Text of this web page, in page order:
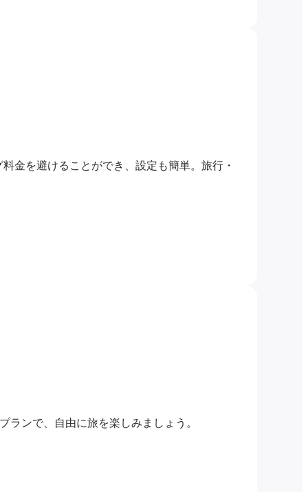
金を避けることができ、設定も簡単。旅行・
ランで、自由に旅を楽しみましょう。